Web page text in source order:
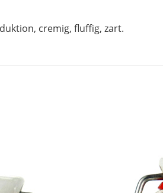
cremig, fluffig, zart.